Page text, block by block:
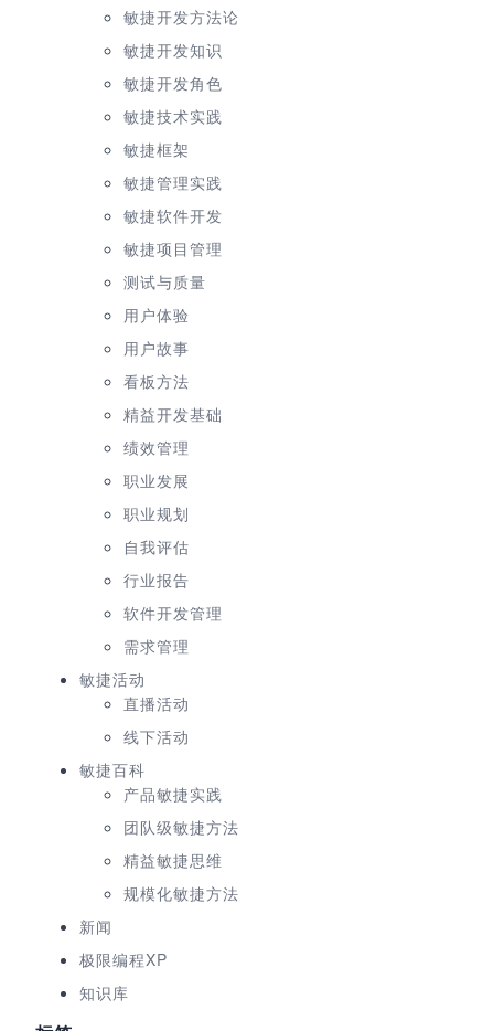
敏捷开发方法论
敏捷开发知识
敏捷开发角色
敏捷技术实践
敏捷框架
敏捷管理实践
敏捷软件开发
敏捷项目管理
测试与质量
用户体验
用户故事
看板方法
精益开发基础
绩效管理
职业发展
职业规划
自我评估
行业报告
软件开发管理
需求管理
敏捷活动
直播活动
线下活动
敏捷百科
产品敏捷实践
团队级敏捷方法
精益敏捷思维
规模化敏捷方法
新闻
极限编程XP
知识库